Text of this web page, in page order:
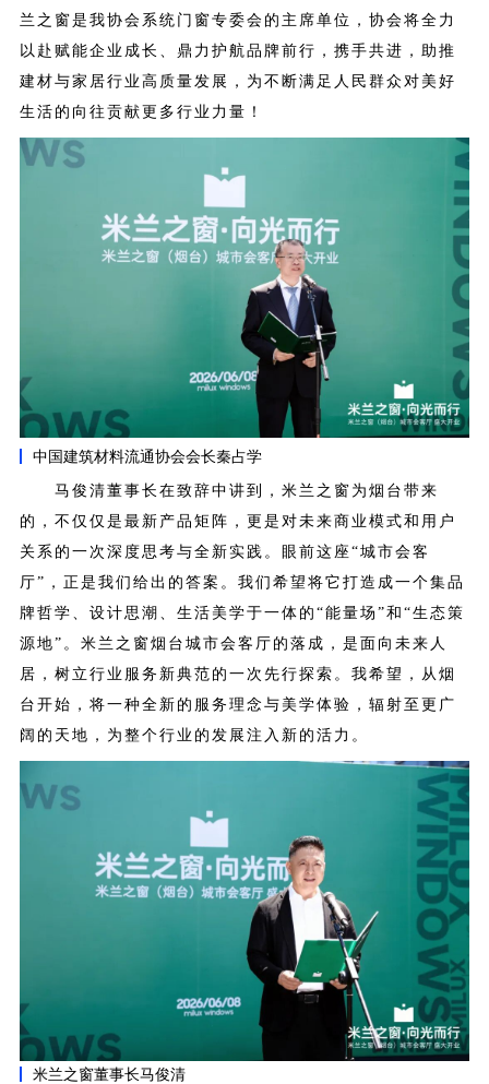
兰之窗是我协会系统门窗专委会的主席单位，协会将全力
以赴赋能企业成长、鼎力护航品牌前行，携手共进，助推
建材与家居行业高质量发展，为不断满足人民群众对美好
生活的向往贡献更多行业力量！
中国建筑材料流通协会会长秦占学
马俊清董事长在致辞中讲到，米兰之窗为烟台带来
的，不仅仅是最新产品矩阵，更是对未来商业模式和用户
关系的一次深度思考与全新实践。眼前这座“城市会客
厅”，正是我们给出的答案。我们希望将它打造成一个集品
牌哲学、设计思潮、生活美学于一体的“能量场”和“生态策
源地”。 米兰之窗烟台城市会客厅的落成，是面向未来人
居，树立行业服务新典范的一次先行探索。我希望，从烟
台开始，将一种全新的服务理念与美学体验，辐射至更广
阔的天地，为整个行业的发展注入新的活力。
米兰之窗董事长马俊清